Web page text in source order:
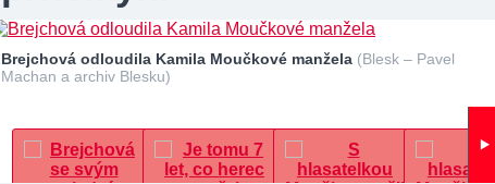
Brejchová odloudila Kamila Moučkové manžela (Blesk – Pavel
Machan a archiv Blesku)